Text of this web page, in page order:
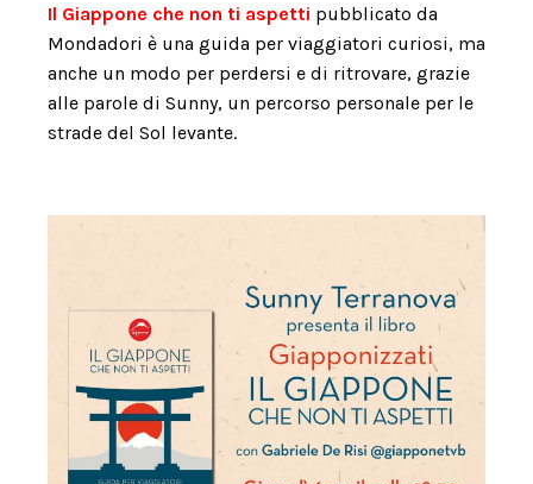
Il Giappone che non ti aspetti pubblicato da
Mondadori è una guida per viaggiatori curiosi, ma
anche un modo per perdersi e di ritrovare, grazie
alle parole di Sunny, un percorso personale per le
strade del Sol levante.